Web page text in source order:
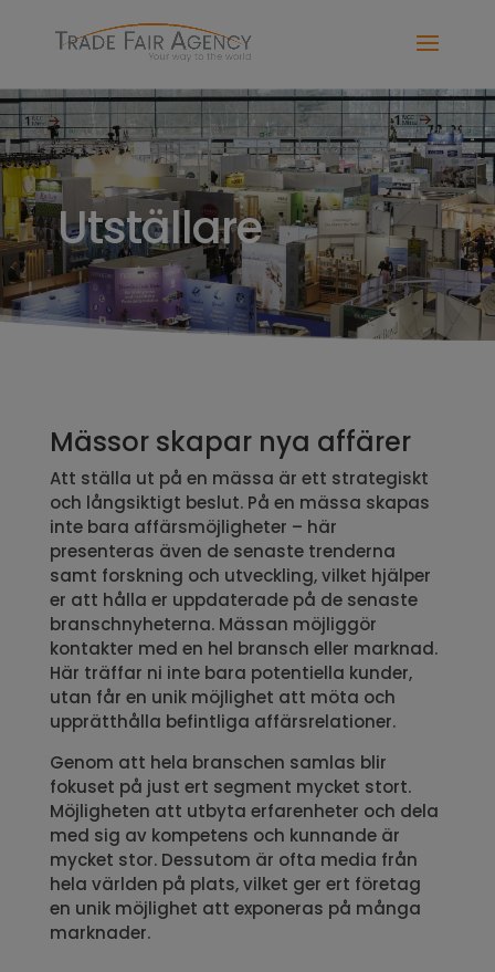
Utställare
Mässor skapar nya affärer
Att ställa ut på en mässa är ett strategiskt
och långsiktigt beslut. På en mässa skapas
inte bara affärsmöjligheter – här
presenteras även de senaste trenderna
samt forskning och utveckling, vilket hjälper
er att hålla er uppdaterade på de senaste
branschnyheterna. Mässan möjliggör
kontakter med en hel bransch eller marknad.
Här träffar ni inte bara potentiella kunder,
utan får en unik möjlighet att möta och
upprätthålla befintliga affärsrelationer.
Genom att hela branschen samlas blir
fokuset på just ert segment mycket stort.
Möjligheten att utbyta erfarenheter och dela
med sig av kompetens och kunnande är
mycket stor. Dessutom är ofta media från
hela världen på plats, vilket ger ert företag
en unik möjlighet att exponeras på många
marknader.